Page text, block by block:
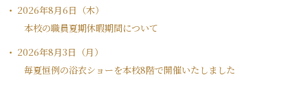
2026年8月6日（木）
本校の職員夏期休暇期間について
2026年8月3日（月）
毎夏恒例の浴衣ショーを本校8階で開催いたしました